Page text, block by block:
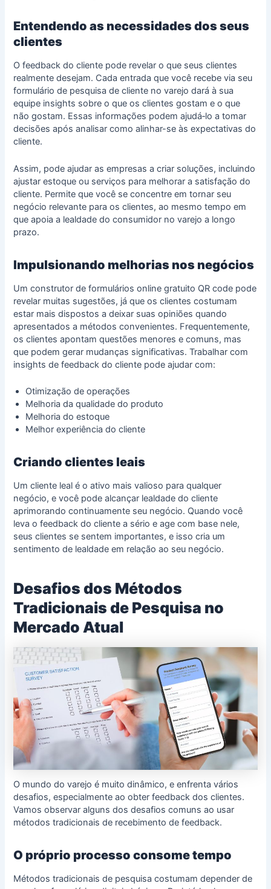
Entendendo as necessidades dos seus
clientes
O feedback do cliente pode revelar o que seus clientes
realmente desejam. Cada entrada que você recebe via seu
formulário de pesquisa de cliente no varejo dará à sua
equipe insights sobre o que os clientes gostam e o que
não gostam. Essas informações podem ajudá‑lo a tomar
decisões após analisar como alinhar-se às expectativas do
cliente.
Assim, pode ajudar as empresas a criar soluções, incluindo
ajustar estoque ou serviços para melhorar a satisfação do
cliente. Permite que você se concentre em tornar seu
negócio relevante para os clientes, ao mesmo tempo em
que apoia a lealdade do consumidor no varejo a longo
prazo.
Impulsionando melhorias nos negócios
Umconstrutor de formulários online gratuito QR code pode
revelar muitas sugestões, já que os clientes costumam
estar mais dispostos a deixar suas opiniões quando
apresentados a métodos convenientes. Frequentemente,
os clientes apontam questões menores e comuns, mas
que podem gerar mudanças significativas. Trabalhar com
insights defeedback do cliente pode ajudar com:
Otimização de operações
Melhoria da qualidade do produto
Melhoria do estoque
Melhor experiência do cliente
Criando clientes leais
Um cliente leal é o ativo mais valioso para qualquer
negócio, e você pode alcançar lealdade do cliente
aprimorando continuamente seu negócio. Quando você
leva o feedback do cliente a sério e age com base nele,
seus clientes se sentem importantes, e isso cria um
sentimento de lealdade em relação ao seu negócio.
Desafios dos Métodos
Tradicionais de Pesquisa no
Mercado Atual
O mundo do varejo é muito dinâmico, e enfrenta vários
desafios, especialmente ao obter feedback dos clientes.
Vamos observar alguns dos desafios comuns ao usar
métodos tradicionais de recebimento de feedback.
O próprio processo consome tempo
Métodos tradicionais de pesquisa costumam depender de